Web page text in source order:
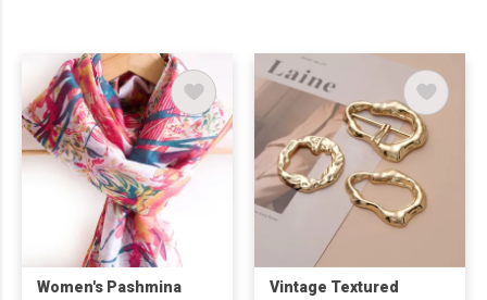
Women's Pashmina
Vintage Textured